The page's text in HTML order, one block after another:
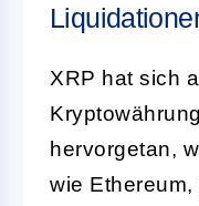
XRP hat sich
hervorgetan,
wie Ethereum,